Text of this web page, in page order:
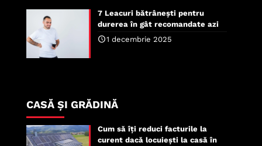
7 Leacuri bătrânești pentru
durerea în gât recomandate azi
1 decembrie 2025
CASĂ ȘI GRĂDINĂ
Cum să îți reduci facturile la
curent dacă locuiești la casă în